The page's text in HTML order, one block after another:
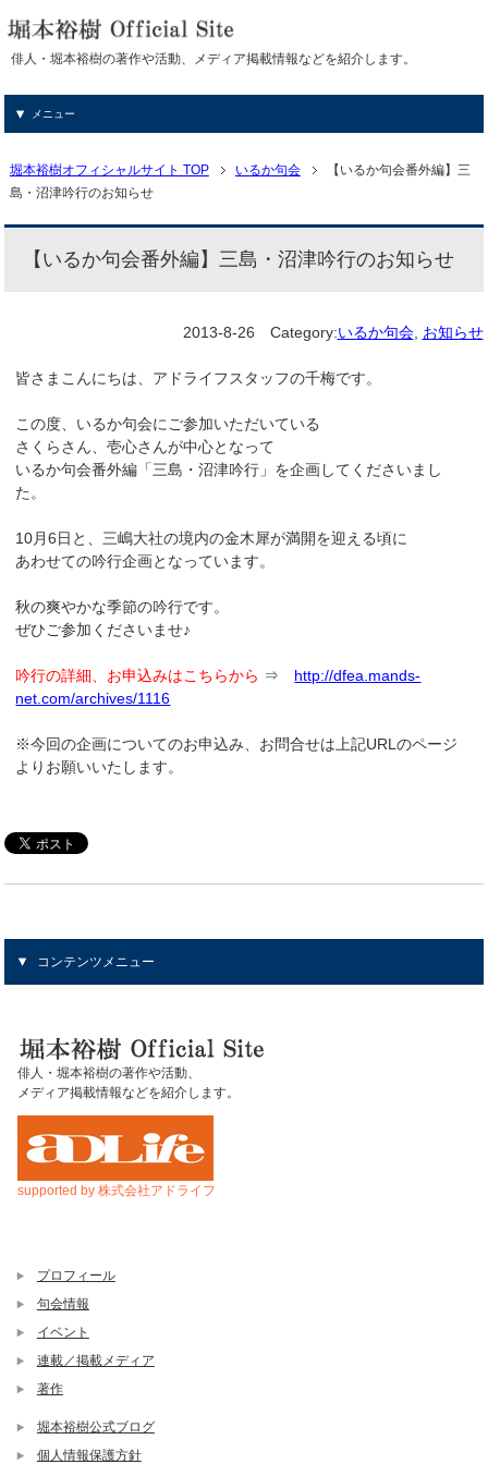
俳人・堀本裕樹の著作や活動、メディア掲載情報などを紹介します。
メニュー
堀本裕樹オフィシャルサイト TOP いるか句会
【いるか句会番外編】三
島・沼津吟行のお知らせ
【いるか句会番外編】三島・沼津吟行のお知らせ
2013-8-26 Category:いるか句会, お知らせ
皆さまこんにちは、アドライフスタッフの千梅です。
この度、いるか句会にご参加いただいている
さくらさん、壱心さんが中心となって
いるか句会番外編「三島・沼津吟行」を企画してくださいまし
た。
10月6日と、三嶋大社の境内の金木犀が満開を迎える頃に
あわせての吟行企画となっています。
秋の爽やかな季節の吟行です。
ぜひご参加くださいませ♪
吟行の詳細、お申込みはこちらから ⇒ http://dfea.mands-
net.com/archives/1116
※今回の企画についてのお申込み、お問合せは上記URLのページ
よりお願いいたします。
コンテンツメニュー
俳人・堀本裕樹の著作や活動、
メディア掲載情報などを紹介します。
supported by 株式会社アドライフ
プロフィール
句会情報
イベント
連載／掲載メディア
著作
堀本裕樹公式ブログ
個人情報保護方針